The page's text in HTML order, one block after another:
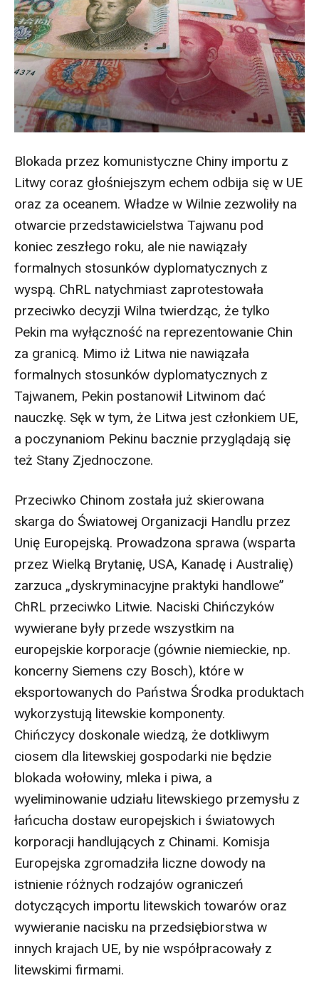
Blokada przez komunistyczne Chiny importu z
Litwy coraz głośniejszym echem odbija się w UE
oraz za oceanem. Władze w Wilnie zezwoliły na
otwarcie przedstawicielstwa Tajwanu pod
koniec zeszłego roku, ale nie nawiązały
formalnych stosunków dyplomatycznych z
wyspą. ChRL natychmiast zaprotestowała
przeciwko decyzji Wilna twierdząc, że tylko
Pekin ma wyłączność na reprezentowanie Chin
za granicą. Mimo iż Litwa nie nawiązała
formalnych stosunków dyplomatycznych z
Tajwanem, Pekin postanowił Litwinom dać
nauczkę. Sęk w tym, że Litwa jest członkiem UE,
a poczynaniom Pekinu bacznie przyglądają się
też Stany Zjednoczone.
Przeciwko Chinom została już skierowana
skarga do Światowej Organizacji Handlu przez
Unię Europejską. Prowadzona sprawa (wsparta
przez Wielką Brytanię, USA, Kanadę i Australię)
zarzuca „dyskryminacyjne praktyki handlowe”
ChRL przeciwko Litwie. Naciski Chińczyków
wywierane były przede wszystkim na
europejskie korporacje (gównie niemieckie, np.
koncerny Siemens czy Bosch), które w
eksportowanych do Państwa Środka produktach
wykorzystują litewskie komponenty.
Chińczycy doskonale wiedzą, że dotkliwym
ciosem dla litewskiej gospodarki nie będzie
blokada wołowiny, mleka i piwa, a
wyeliminowanie udziału litewskiego przemysłu z
łańcucha dostaw europejskich i światowych
korporacji handlujących z Chinami. Komisja
Europejska zgromadziła liczne dowody na
istnienie różnych rodzajów ograniczeń
dotyczących importu litewskich towarów oraz
wywieranie nacisku na przedsiębiorstwa w
innych krajach UE, by nie współpracowały z
litewskimi firmami.